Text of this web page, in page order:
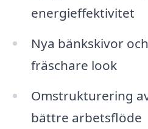
energieffektivitet
Nya bänkskivor
fräschare look
Omstrukturering
bättre arbetsflöde